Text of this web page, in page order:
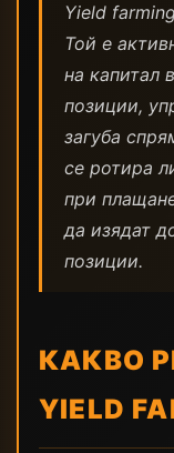
Yield
Той е
на капитал
позиции,
загуба
се ротира
при
да изядат
позиции.
КАКВО
YIELD